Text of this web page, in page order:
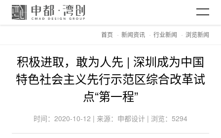
关于CMAD
首页 新闻资讯 行业新闻 浏览新闻
积极进取，敢为人先 | 深圳成为中国
特色社会主义先行示范区综合改革试
点“第一程”
时间：2020-10-12 | 来源：申都设计 | 浏览：5294